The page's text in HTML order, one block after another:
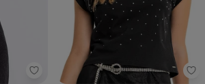
Cativa You - Regata em